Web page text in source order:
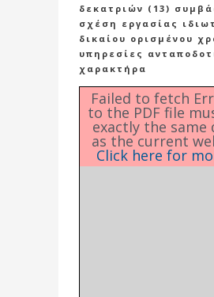
δεκατριών (13)
σχέση εργασίας
δικαίου ορισμένου
υπηρεσίες
χαρακτήρα
Failed to fetch
to the PDF file
exactly the same
as the current
Click here for